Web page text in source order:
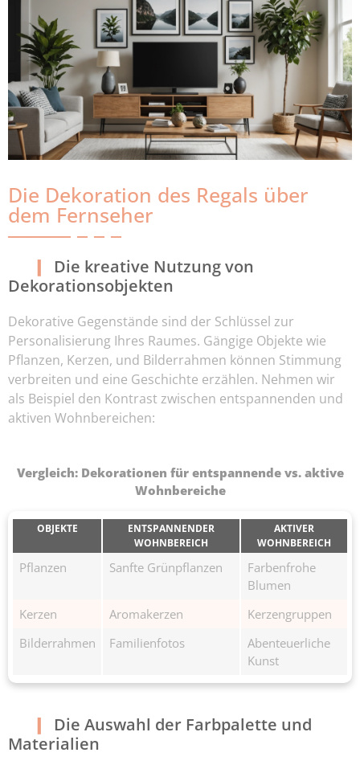
Die Dekoration des Regals über
dem Fernseher
Die kreative Nutzung von
Dekorationsobjekten
Dekorative Gegenstände sind der Schlüssel zur
Personalisierung Ihres Raumes. Gängige Objekte wie
Pflanzen, Kerzen, und Bilderrahmen können Stimmung
verbreiten und eine Geschichte erzählen. Nehmen wir
als Beispiel den Kontrast zwischen entspannenden und
aktiven Wohnbereichen:
Vergleich: Dekorationen für entspannende vs. aktive
Wohnbereiche
OBJEKTE
ENTSPANNENDER
WOHNBEREICH
AKTIVER
WOHNBEREICH
Pflanzen Sanfte Grünpflanzen
Farbenfrohe
Blumen
Kerzen
Aromakerzen
Kerzengruppen
Bilderrahmen
Familienfotos
Abenteuerliche
Kunst
Die Auswahl der Farbpalette und
Materialien